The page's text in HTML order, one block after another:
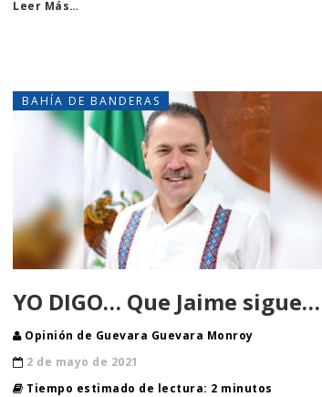
Leer Más…
BAHÍA DE BANDERAS
YO DIGO… Que Jaime sigue…
Opinión de Guevara Guevara Monroy
2 de mayo de 2021
Tiempo estimado de lectura: 2 minutos